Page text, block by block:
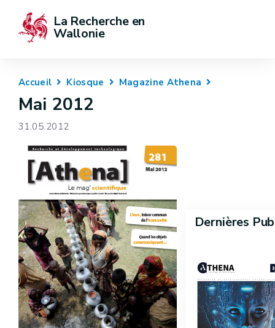
La Recherche en
Wallonie
Accueil Kiosque Magazine Athena
Mai 2012
31.05.2012
Dernières